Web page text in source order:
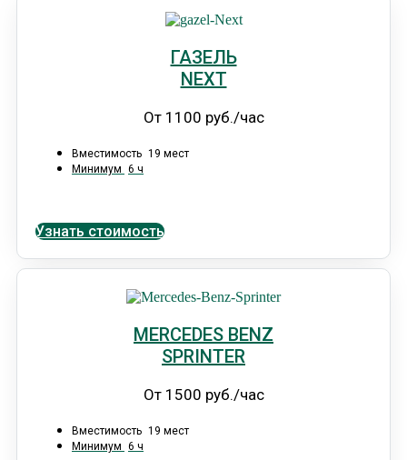
ГАЗЕЛЬ
NEXT
От 1100 руб./час
Вместимость 19 мест
Минимум 6 ч
Узнать стоимость
MERCEDES BENZ
SPRINTER
От 1500 руб./час
Вместимость 19 мест
Минимум 6 ч